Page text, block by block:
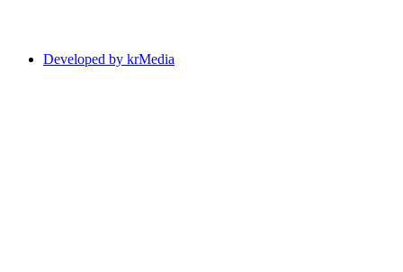
Developed by krMedia